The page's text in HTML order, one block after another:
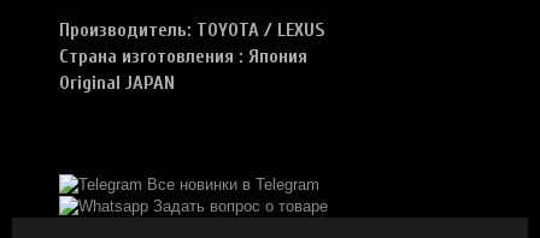
Производитель: TOYOTA / LEXUS
Страна изготовления : Япония
Original JAPAN
Все новинки в Telegram
Задать вопрос о товаре